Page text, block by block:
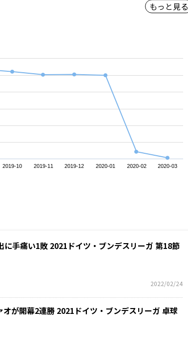
もっと見る
2019-10 2019-11 2019-12 2020-01 2020-02 2020-03
手痛い1敗 2021ドイツ・ブンデスリーガ 第18節
2022/02/24
が開幕2連勝 2021ドイツ・ブンデスリーガ 卓球